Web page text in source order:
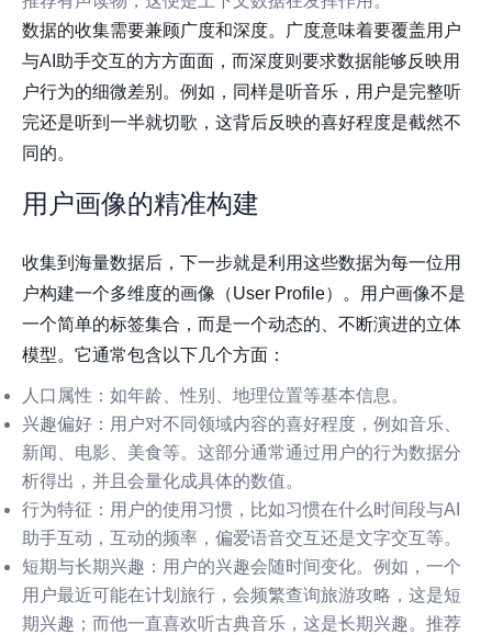
数据的收集需要兼顾广度和深度。广度意味着要覆盖用户
与AI助手交互的方方面面，而深度则要求数据能够反映用
户行为的细微差别。例如，同样是听音乐，用户是完整听
完还是听到一半就切歌，这背后反映的喜好程度是截然不
同的。
用户画像的精准构建
收集到海量数据后，下一步就是利用这些数据为每一位用
户构建一个多维度的画像（User Profile）。用户画像不是
一个简单的标签集合，而是一个动态的、不断演进的立体
模型。它通常包含以下几个方面：
人口属性 ：如年龄、性别、地理位置等基本信息。
兴趣偏好 ：用户对不同领域内容的喜好程度，例如音乐、
新闻、电影、美食等。这部分通常通过用户的行为数据分
析得出，并且会量化成具体的数值。
行为特征 ：用户的使用习惯，比如习惯在什么时间段与AI
助手互动，互动的频率，偏爱语音交互还是文字交互等。
短期与长期兴趣 ：用户的兴趣会随时间变化。例如，一个
用户最近可能在计划旅行，会频繁查询旅游攻略，这是短
期兴趣；而他一直喜欢听古典音乐，这是长期兴趣。推荐